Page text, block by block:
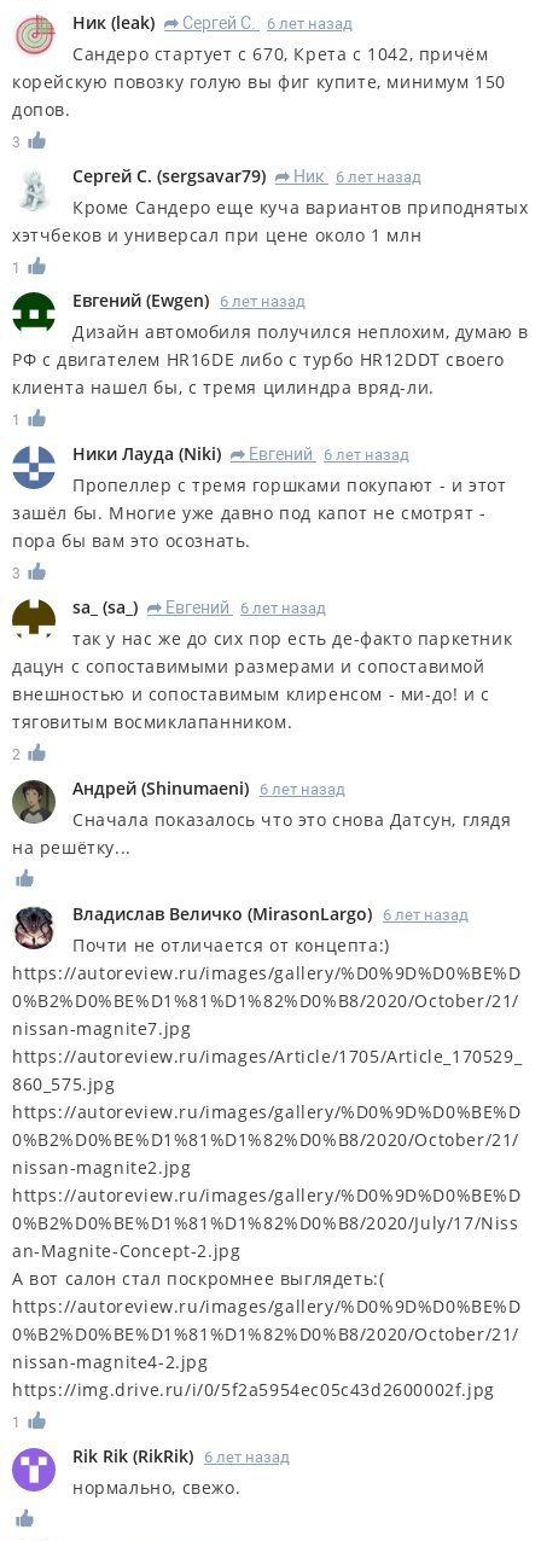
Ник (leak) R Сергей С. 6 лет назад
Сандеро стартует с 670, Крета с 1042, причём
корейскую повозку голую вы фиг купите, минимум 150
допов.
3
Сергей С. (sergsavar79) R Ник 6 лет назад
Кроме Сандеро еще куча вариантов приподнятых
хэтчбеков и универсал при цене около 1 млн
1
Евгений (Ewgen) 6 лет назад
Дизайн автомобиля получился неплохим, думаю в
РФ с двигателем HR16DE либо с турбо HR12DDT своего
клиента нашел бы, с тремя цилиндра вряд-ли.
1
Ники Лауда (Niki) R Евгений 6 лет назад
Пропеллер с тремя горшками покупают - и этот
зашёл бы. Многие уже давно под капот не смотрят -
пора бы вам это осознать.
3
sa_ (sa_ ) R Евгений 6 лет назад
так у нас же до сих пор есть де-факто паркетник
дацун с сопоставимыми размерами и сопоставимой
внешностью и сопоставимым клиренсом - ми-до! и с
тяговитым восмиклапанником.
2
Андрей (Shinumaeni) 6 лет назад
Сначала показалось что это снова Датсун, глядя
на решётку...
Владислав Величко (MirasonLargo) 6 лет назад
Почти не отличается от концепта:)
https://autoreview.ru/images/gallery/%D0%9D%D0%BE%D
0%B2%D0%BE%D1%81%D1%82%D0%B8/2020/October/21/
nissan-magnite7.jpg
https://autoreview.ru/images/Article/1705/Article_170529_
860_575.jpg
https://autoreview.ru/images/gallery/%D0%9D%D0%BE%D
0%B2%D0%BE%D1%81%D1%82%D0%B8/2020/October/21/
nissan-magnite2.jpg
https://autoreview.ru/images/gallery/%D0%9D%D0%BE%D
0%B2%D0%BE%D1%81%D1%82%D0%B8/2020/July/17/Niss
an-Magnite-Concept-2.jpg
А вот салон стал поскромнее выглядеть:(
https://autoreview.ru/images/gallery/%D0%9D%D0%BE%D
0%B2%D0%BE%D1%81%D1%82%D0%B8/2020/October/21/
nissan-magnite4-2.jpg
https://img.drive.ru/i/0/5f2a5954ec05c43d2600002f.jpg
1
Rik Rik (RikRik) 6 лет назад
нормально, свежо.